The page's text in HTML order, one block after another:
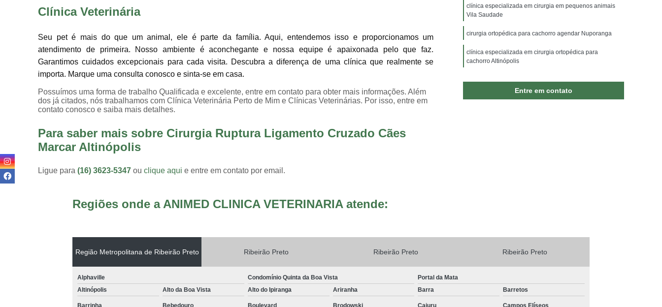
Internação para Animais Jardim Irajá
Internação para Cachorros
Internação para Cães e Gatos
Internação para Gato
Internação para Gatos
Internação para Pet
Internação Veterinária 24 Horas
Vacina Antirrábica Animal
Vacina para Animal Jardim Irajá
Vacina para Animal Sumaré
Vacina para Filhote de Cachorro
Vacinas Essenciais para Cães
Clínica Veterinária
Seu pet é mais do que um animal, ele é parte da família. Aqui, entendemos isso e proporcionamos um
atendimento de primeira. Nosso ambiente é aconchegante e nossa equipe é apaixonada pelo que faz.
Garantimos cuidados excepcionais para cada visita. Descubra a diferença de uma clínica que realmente se
importa. Marque uma consulta conosco e sinta-se em casa.
Possuímos uma forma de trabalho Qualificada e excelente, entre em contato para obter mais informações. Além
dos já citados, nós trabalhamos com Clínica Veterinária Perto de Mim e Clínicas Veterinárias. Por isso, entre em
contato conosco e saiba mais detalhes.
Para saber mais sobre Cirurgia Ruptura Ligamento Cruzado Cães
Marcar Altinópolis
Ligue para(16) 3623-5347ouclique aqui e entre em contato por email.
clínica especializada em cirurgia em pequenos animais
Vila Saudade
cirurgia ortopédica para cachorro agendar Nuporanga
clínica especializada em cirurgia ortopédica para
cachorro Altinópolis
Entre em contato
Regiões onde a ANIMED CLINICA VETERINARIA atende:
Região Metropolitana de Ribeirão Preto Ribeirão Preto Ribeirão Preto Ribeirão Preto
Alphaville Condomínio Quinta da Boa Vista
Portal da Mata
Altinópolis
Alto da Boa Vista Alto do Ipiranga Ariranha Barra Barretos
Barrinha Bebedouro Boulevard Brodowski Cajuru Campos Elíseos